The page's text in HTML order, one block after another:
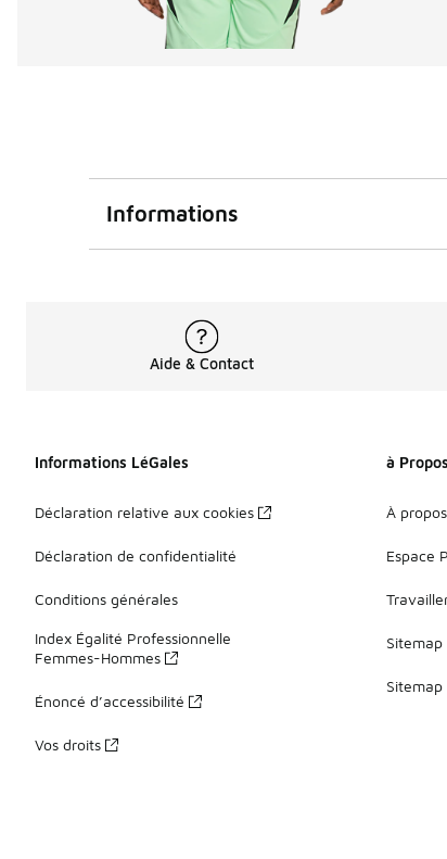
Informations
Aide & Contact
Informations LéGales
Déclaration relative aux cookies
Déclaration de confidentialité
Conditions générales
Index Égalité Professionnelle
Femmes-Hommes
Énoncé d’accessibilité
Vos droits
à Propos
À
Espace
Sitemap
Sitemap